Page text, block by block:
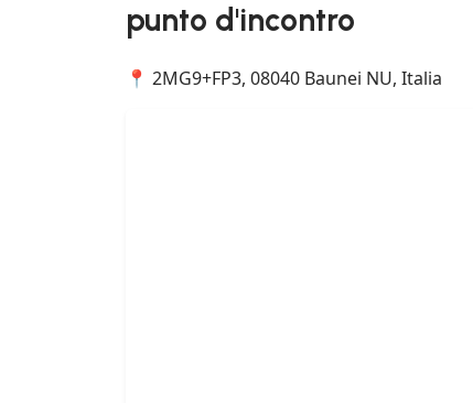
punto d'incontro
📍 2MG9+FP3, 08040 Baunei NU, Italia